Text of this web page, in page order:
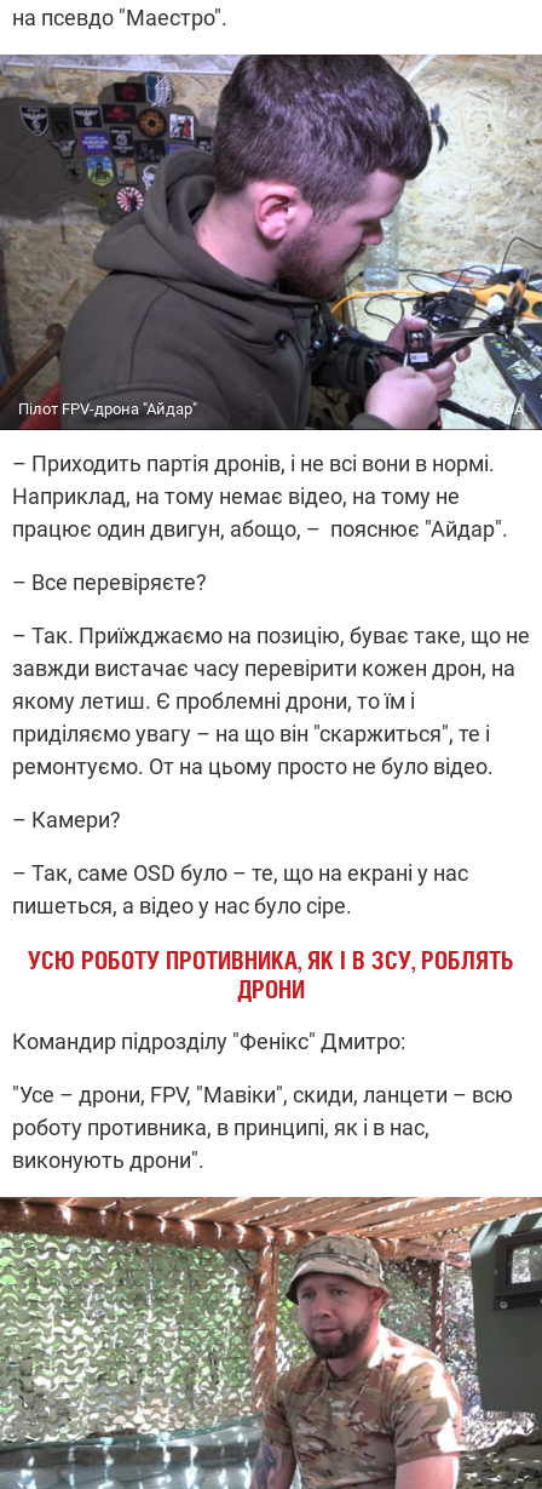
на псевдо "Маестро".
Пілот FPV-дрона "Айдар" 5.UA
– Приходить партія дронів, і не всі вони в нормі.
Наприклад, на тому немає відео, на тому не
працює один двигун, абощо, – пояснює "Айдар".
– Все перевіряєте?
– Так. Приїжджаємо на позицію, буває таке, що не
завжди вистачає часу перевірити кожен дрон, на
якому летиш. Є проблемні дрони, то їм і
приділяємо увагу – на що він "скаржиться", те і
ремонтуємо. От на цьому просто не було відео.
– Камери?
– Так, саме ОSD було – те, що на екрані у нас
пишеться, а відео у нас було сіре.
УСЮ РОБОТУ ПРОТИВНИКА, ЯК І В ЗСУ, РОБЛЯТЬ
ДРОНИ
Командир підрозділу "Фенікс" Дмитро:
"Усе – дрони, FPV, "Мавіки", скиди, ланцети – всю
роботу противника, в принципі, як і в нас,
виконують дрони".